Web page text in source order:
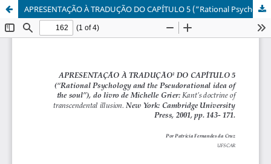
APRESENTAÇÃO À TRADUÇÃO DO CAPÍTULO 5 (“Rational Psychology and the Pseudorational idea of the soul”), do livro de Michelle Grier: Kant’s doctrine of transcendental illusion. New York: Cambridge University Press, 2001, pp. 143- 171.